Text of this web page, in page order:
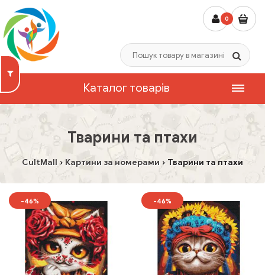
0
Каталог товарів
Тварини та птахи
CultMall Картини за номерами Тварини та птахи
-46% -46%